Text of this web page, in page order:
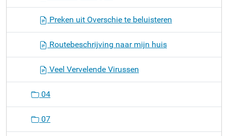
Preken uit Overschie te beluisteren
Routebeschrijving naar mijn huis
Veel Vervelende Virussen
04
07